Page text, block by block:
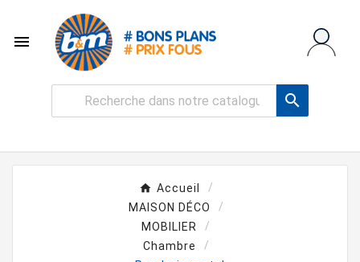


Accueil
MAISON DÉCO
MOBILIER
Chambre